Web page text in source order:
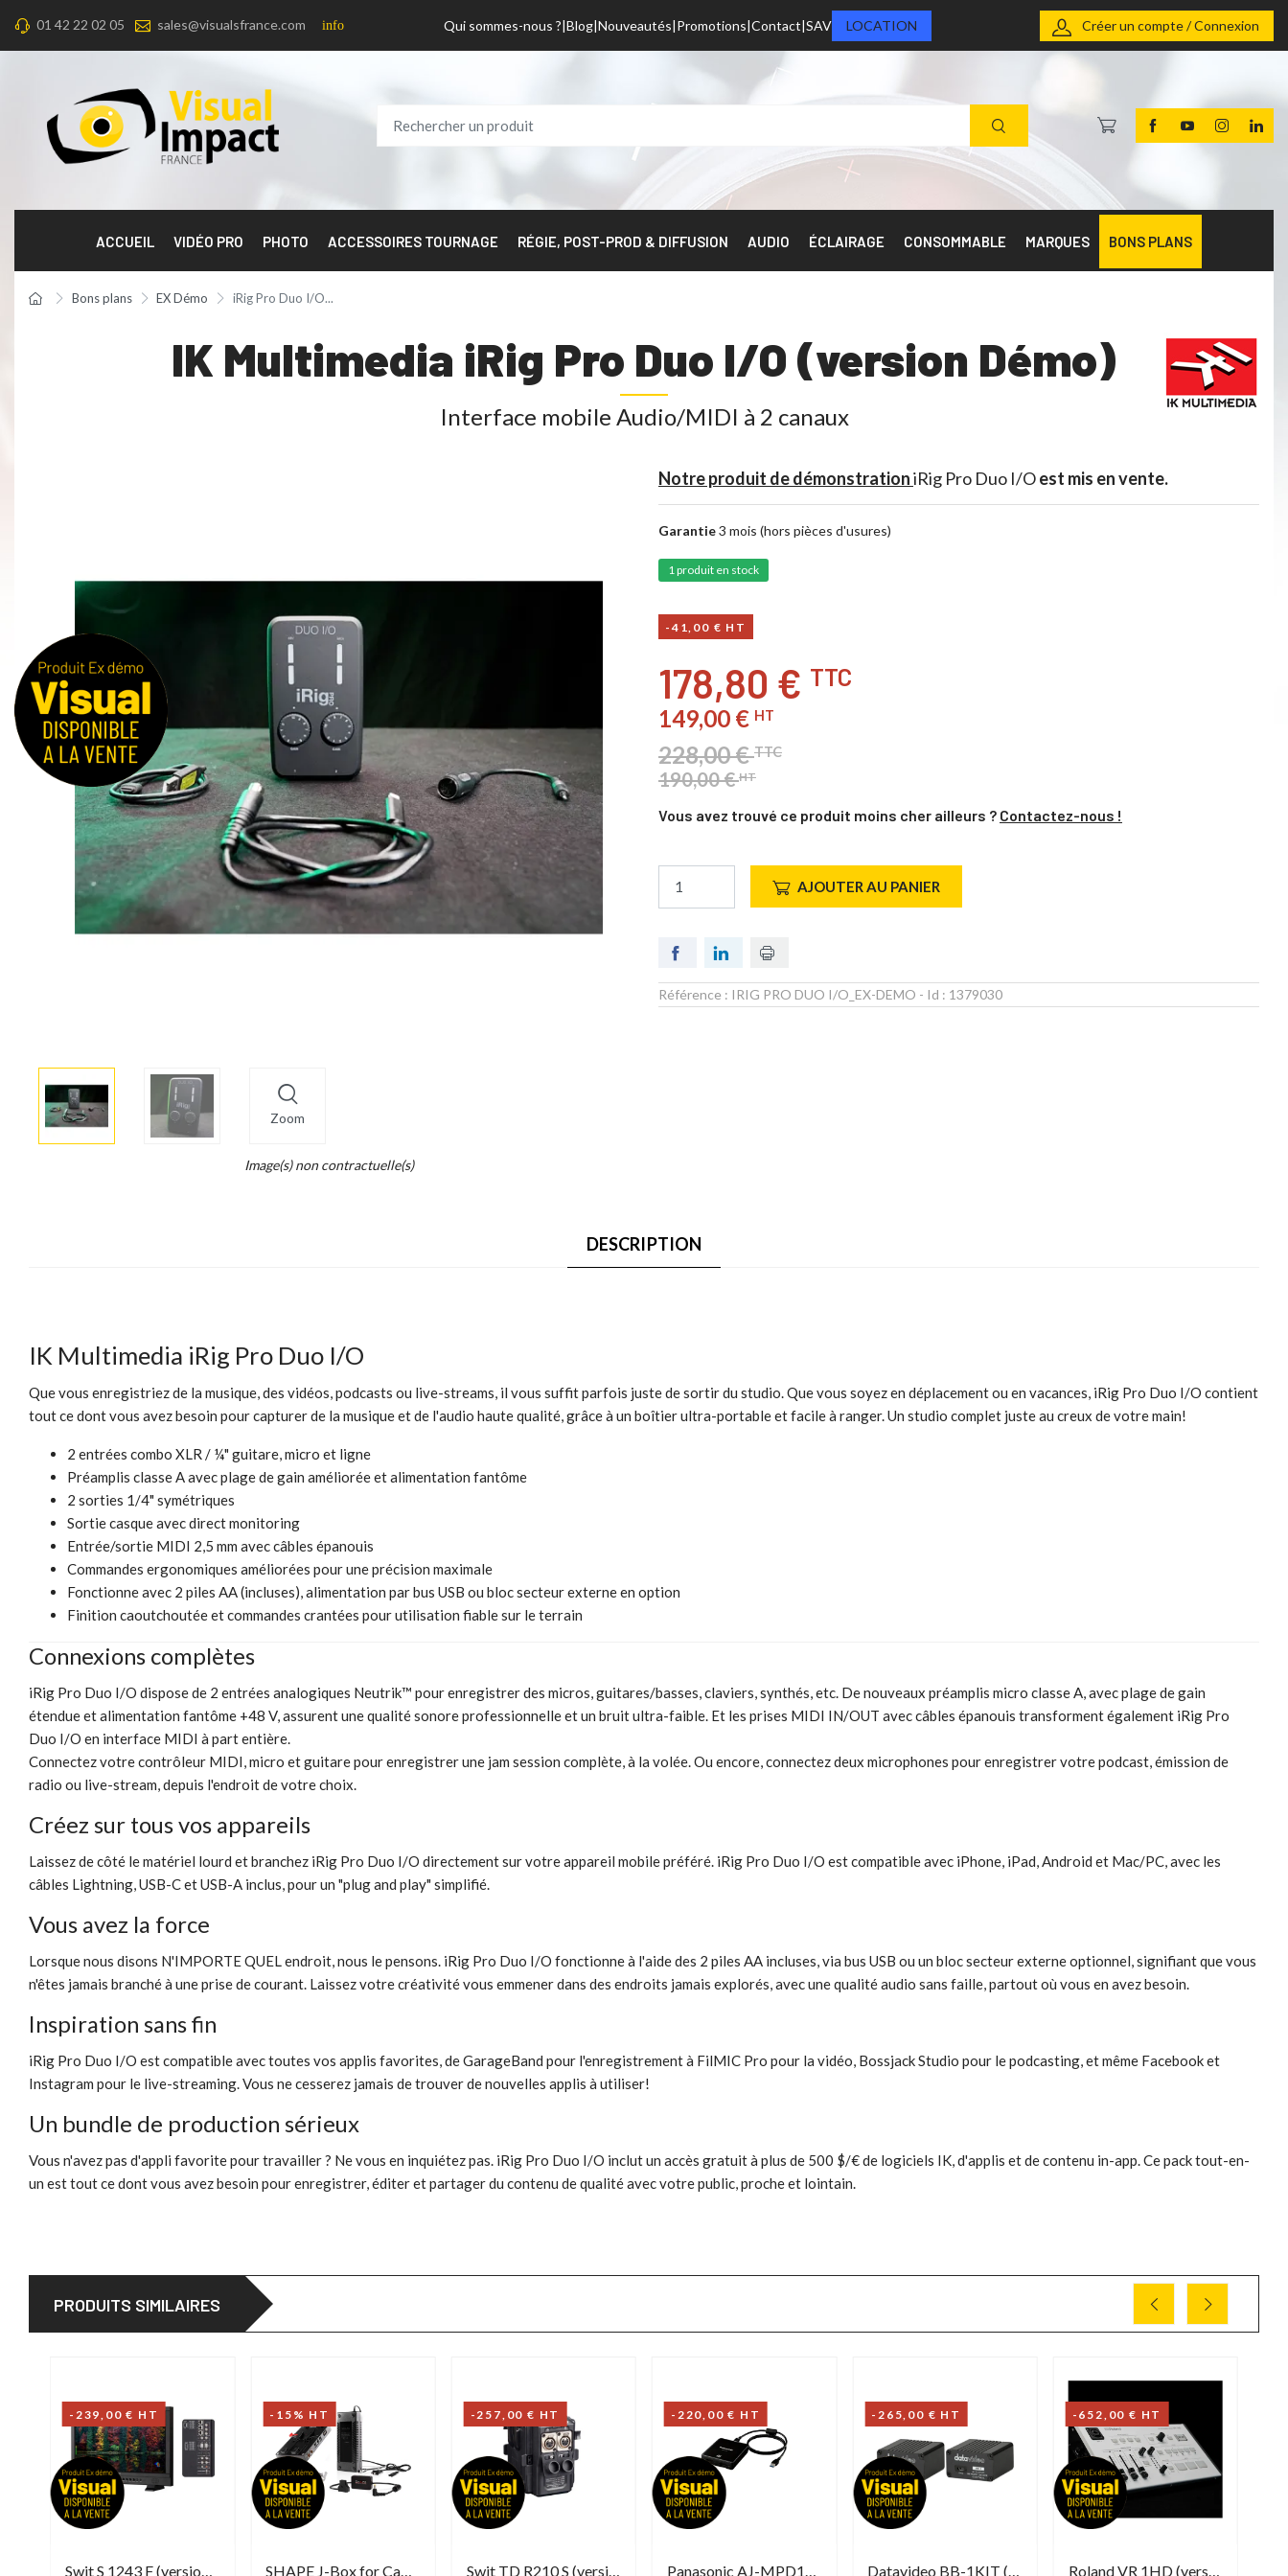
01 42 22 02 05 sales@visualsfrance.com info Qui sommes-nous ? Blog Nouveautés Promotions Contact SAV LOCATION Créer un compte / Connexion
ACCUEIL VIDÉO PRO PHOTO ACCESSOIRES TOURNAGE RÉGIE, POST-PROD & DIFFUSION AUDIO ÉCLAIRAGE CONSOMMABLE MARQUES BONS PLANS
Bons plans EX Démo iRig Pro Duo I/O...
IK Multimedia iRig Pro Duo I/O (version Démo)
Interface mobile Audio/MIDI à 2 canaux
Zoom
More
info
Image(s) non contractuelle(s)
Notre produit de démonstrationiRig Pro Duo I/Oest mis en vente.
Garantie3 mois (hors pièces d'usures)
1 produit en stock
-41,00 € HT
178,80 € TTC
149,00 € HT
228,00 €TTC
190,00 €HT
Vous avez trouvé ce produit moins cher ailleurs ? Contactez-nous !
AJOUTER AU PANIER
Référence : IRIG PRO DUO I/O_EX-DEMO - Id : 1379030
DESCRIPTION
IK Multimedia iRig Pro Duo I/O
Que vous enregistriez de la musique, des vidéos, podcasts ou live-streams, il vous suffit parfois juste de sortir du studio. Que vous soyez en déplacement ou en vacances, iRig Pro Duo I/O contient
tout ce dont vous avez besoin pour capturer de la musique et de l'audio haute qualité, grâce à un boîtier ultra-portable et facile à ranger. Un studio complet juste au creux de votre main!
2 entrées combo XLR / ¼" guitare, micro et ligne
Préamplis classe A avec plage de gain améliorée et alimentation fantôme
2 sorties 1/4" symétriques
Sortie casque avec direct monitoring
Entrée/sortie MIDI 2,5 mm avec câbles épanouis
Commandes ergonomiques améliorées pour une précision maximale
Fonctionne avec 2 piles AA (incluses), alimentation par bus USB ou bloc secteur externe en option
Finition caoutchoutée et commandes crantées pour utilisation fiable sur le terrain
Connexions complètes
iRig Pro Duo I/O dispose de 2 entrées analogiques Neutrik™ pour enregistrer des micros, guitares/basses, claviers, synthés, etc. De nouveaux préamplis micro classe A, avec plage de gain
étendue et alimentation fantôme +48 V, assurent une qualité sonore professionnelle et un bruit ultra-faible. Et les prises MIDI IN/OUT avec câbles épanouis transforment également iRig Pro
Duo I/O en interface MIDI à part entière.
Connectez votre contrôleur MIDI, micro et guitare pour enregistrer une jam session complète, à la volée. Ou encore, connectez deux microphones pour enregistrer votre podcast, émission de
radio ou live-stream, depuis l'endroit de votre choix.
Créez sur tous vos appareils
Laissez de côté le matériel lourd et branchez iRig Pro Duo I/O directement sur votre appareil mobile préféré. iRig Pro Duo I/O est compatible avec iPhone, iPad, Android et Mac/PC, avec les
câbles Lightning, USB-C et USB-A inclus, pour un "plug and play" simplifié.
Vous avez la force
Lorsque nous disons N'IMPORTE QUEL endroit, nous le pensons. iRig Pro Duo I/O fonctionne à l'aide des 2 piles AA incluses, via bus USB ou un bloc secteur externe optionnel, signifiant que vous
n'êtes jamais branché à une prise de courant. Laissez votre créativité vous emmener dans des endroits jamais explorés, avec une qualité audio sans faille, partout où vous en avez besoin.
Inspiration sans fin
iRig Pro Duo I/O est compatible avec toutes vos applis favorites, de GarageBand pour l'enregistrement à FilMIC Pro pour la vidéo, Bossjack Studio pour le podcasting, et même Facebook et
Instagram pour le live-streaming. Vous ne cesserez jamais de trouver de nouvelles applis à utiliser!
Un bundle de production sérieux
Vous n'avez pas d'appli favorite pour travailler ? Ne vous en inquiétez pas. iRig Pro Duo I/O inclut un accès gratuit à plus de 500 $/€ de logiciels IK, d'applis et de contenu in-app. Ce pack tout-en-
un est tout ce dont vous avez besoin pour enregistrer, éditer et partager du contenu de qualité avec votre public, proche et lointain.
PRODUITS SIMILAIRES
-239,00 € HT
Swit S 1243 F (version Démo)
-15% HT
SHAPE J-Box for Camera Power & Charger (version Démo)
-257,00 € HT
Swit TD R210 S (version Démo)
-220,00 € HT
Panasonic AJ-MPD1G (Version Démo)
-265,00 € HT
Datavideo BB-1KIT (version Démo)
-652,00 € HT
Roland VR 1HD (version Démo)